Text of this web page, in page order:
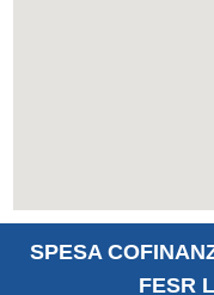
SPESA
FESR